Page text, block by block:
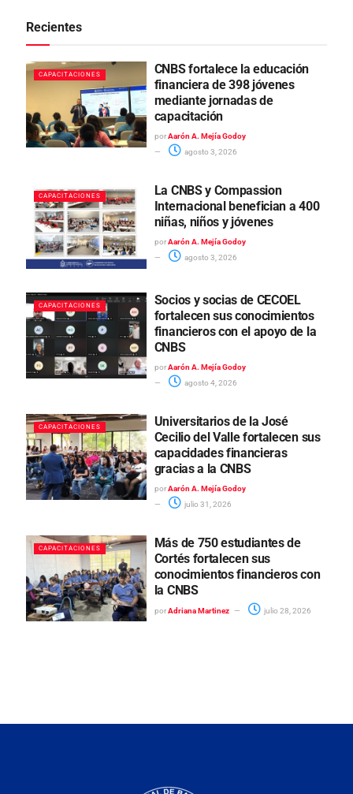
Recientes
CAPACITACIONES
CNBS fortalece la educación
financiera de 398 jóvenes
mediante jornadas de
capacitación
por Aarón A. Mejía Godoy
agosto 3, 2026
CAPACITACIONES
La CNBS y Compassion
Internacional benefician a 400
niñas, niños y jóvenes
por Aarón A. Mejía Godoy
agosto 3, 2026
CAPACITACIONES
Socios y socias de CECOEL
fortalecen sus conocimientos
financieros con el apoyo de la
CNBS
por Aarón A. Mejía Godoy
agosto 4, 2026
CAPACITACIONES
Universitarios de la José
Cecilio del Valle fortalecen sus
capacidades financieras
gracias a la CNBS
por Aarón A. Mejía Godoy
julio 31, 2026
CAPACITACIONES
Más de 750 estudiantes de
Cortés fortalecen sus
conocimientos financieros con
la CNBS
por Adriana Martinez julio 28, 2026